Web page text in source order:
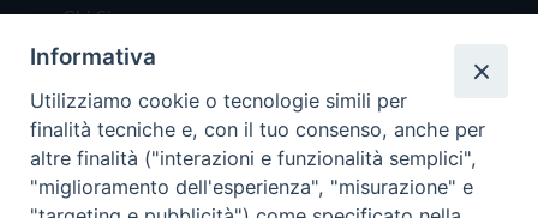
Chi Siamo
Redazione
Scrivici
Informativa
Utilizziamo cookie o tecnologie simili per
finalità tecniche e, con il tuo consenso, anche per
altre finalità ("interazioni e funzionalità semplici",
"miglioramento dell'esperienza", "misurazione" e